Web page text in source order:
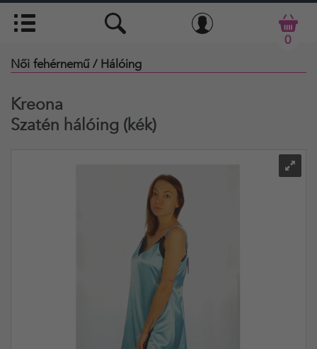
0
Női fehérnemű / Hálóing
Kreona
Szatén hálóing (kék)